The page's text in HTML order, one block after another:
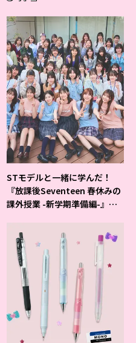
STモデルと一緒に学んだ！
『放課後Seventeen 春休みの
課外授業 -新学期準備編-』イ